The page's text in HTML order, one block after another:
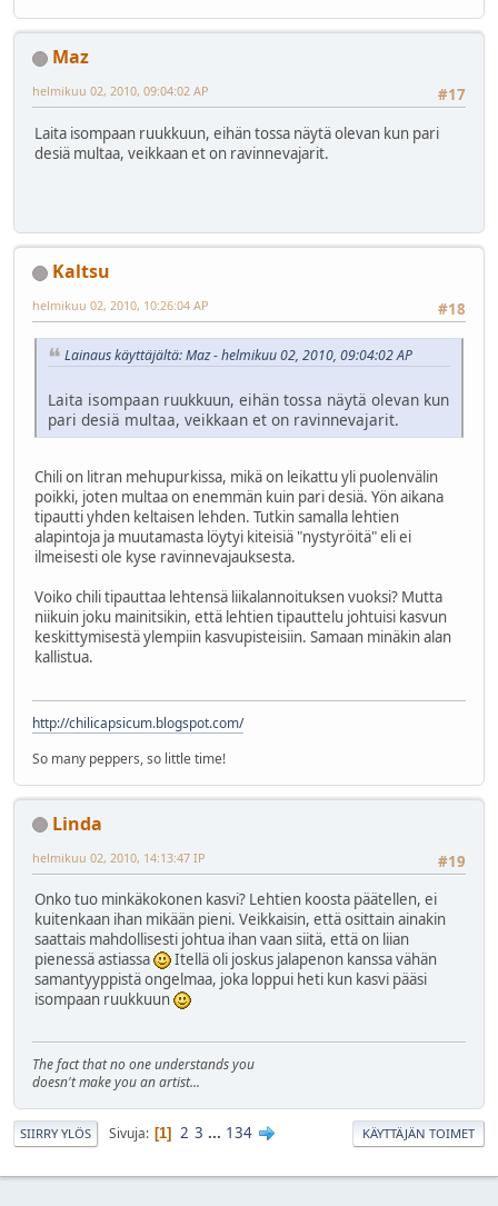
Maz
#17
helmikuu 02, 2010, 09:04:02 AP
Laita isompaan ruukkuun, eihän tossa näytä olevan kun pari
desiä multaa, veikkaan et on ravinnevajarit.
Kaltsu
#18
helmikuu 02, 2010, 10:26:04 AP
Lainaus käyttäjältä: Maz - helmikuu 02, 2010, 09:04:02 AP
Laita isompaan ruukkuun, eihän tossa näytä olevan kun
pari desiä multaa, veikkaan et on ravinnevajarit.
Chili on litran mehupurkissa, mikä on leikattu yli puolenvälin
poikki, joten multaa on enemmän kuin pari desiä. Yön aikana
tipautti yhden keltaisen lehden. Tutkin samalla lehtien
alapintoja ja muutamasta löytyi kiteisiä "nystyröitä" eli ei
ilmeisesti ole kyse ravinnevajauksesta.
Voiko chili tipauttaa lehtensä liikalannoituksen vuoksi? Mutta
niikuin joku mainitsikin, että lehtien tipauttelu johtuisi kasvun
keskittymisestä ylempiin kasvupisteisiin. Samaan minäkin alan
kallistua.
http://chilicapsicum.blogspot.com/
So many peppers, so little time!
Linda
#19
helmikuu 02, 2010, 14:13:47 IP
Onko tuo minkäkokonen kasvi? Lehtien koosta päätellen, ei
kuitenkaan ihan mikään pieni. Veikkaisin, että osittain ainakin
saattais mahdollisesti johtua ihan vaan siitä, että on liian
pienessä astiassa
Itellä oli joskus jalapenon kanssa vähän
samantyyppistä ongelmaa, joka loppui heti kun kasvi pääsi
isompaan ruukkuun
The fact that no one understands you
doesn't make you an artist...
SIIRRY YLÖS Sivuja 1 2 3 ... 134 KÄYTTÄJÄN TOIMET